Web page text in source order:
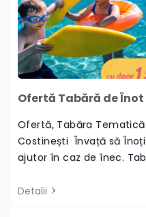
Ofertă Tabără de
Ofertă, Tabăra
Costinești Învață să
ajutor în caz de înec.
Detalii